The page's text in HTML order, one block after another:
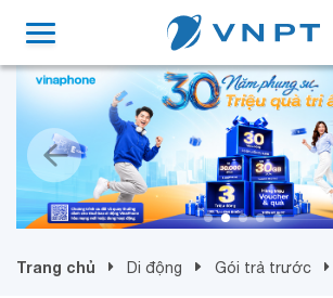
Trang chủ Di động Gói trả trước